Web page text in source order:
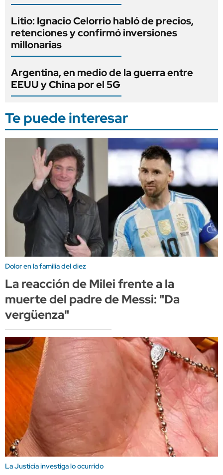
Litio: Ignacio Celorrio habló de precios,
retenciones y confirmó inversiones
millonarias
Argentina, en medio de la guerra entre
EEUU y China por el 5G
Te puede interesar
Dolor en la familia del diez
La reacción de Milei frente a la
muerte del padre de Messi: "Da
vergüenza"
La Justicia investiga lo ocurrido